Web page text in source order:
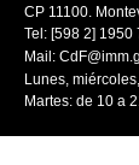
CP 11100.
Tel: [598 2] 1950
Mail:
Lunes,
Martes: de 10 a